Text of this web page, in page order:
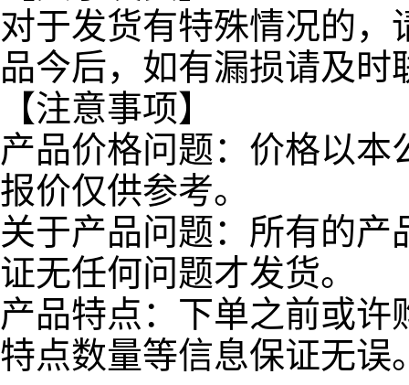
对于发货有特殊情况的
品今后，如有漏损请及时
【注意事项】
产品价格问题：价格以
报价仅供参考。
关于产品问题：所有的
证无任何问题才发货。
产品特点：下单之前或
特点数量等信息保证无误